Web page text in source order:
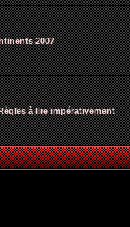
2007
à lire impérativement